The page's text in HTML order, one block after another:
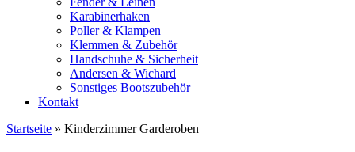
Karabinerhaken
Poller & Klampen
Klemmen & Zubehör
Handschuhe & Sicherheit
Andersen & Wichard
Sonstiges Bootszubehör
Kontakt
Startseite » Kinderzimmer Garderoben